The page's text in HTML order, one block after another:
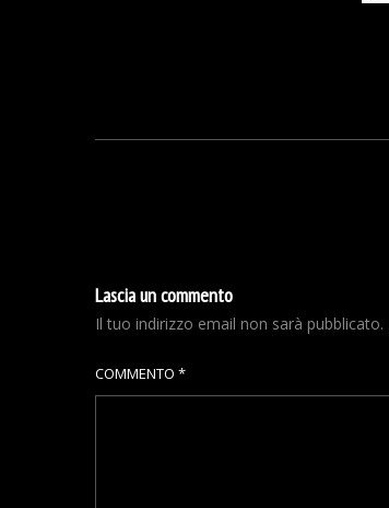
Lascia un commento
Il tuo indirizzo email non sarà pubblicato.
COMMENTO *